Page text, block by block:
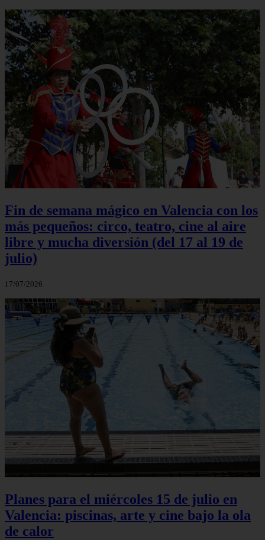
Fin de semana mágico en Valencia con los
más pequeños: circo, teatro, cine al aire
libre y mucha diversión (del 17 al 19 de
julio)
17/07/2026
Planes para el miércoles 15 de julio en
Valencia: piscinas, arte y cine bajo la ola
de calor